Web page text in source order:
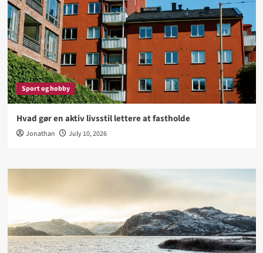
Sport og hobby
Hvad gør en aktiv livsstil lettere at fastholde
Jonathan July 10, 2026